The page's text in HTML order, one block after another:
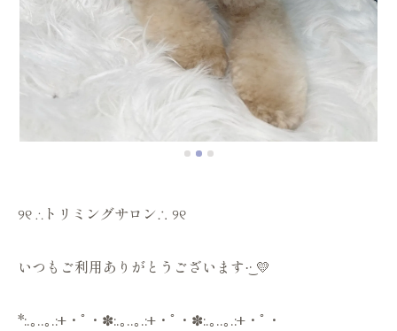
୨୧ ∴トリミングサロン∴ ୨୧
いつもご利用ありがとうございます·͜· 💛
*:.｡..｡.:+・ﾟ・✽:.｡..｡.:+・ﾟ・✽:.｡..｡.:+・ﾟ・